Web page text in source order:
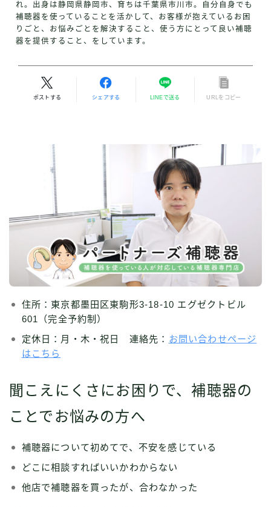
れ。出身は静岡県静岡市、育ちは千葉県市川市。自分自身でも
補聴器を使っていることを活かして、お客様が抱えているお困
りごと、お悩みごとを解決すること、使う方にとって良い補聴
器を提供すること、をしています。
ポストする シェアする LINEで送る URLをコピー
住所：東京都墨田区東駒形3-18-10 エグゼクトビル
601（完全予約制）
定休日：月・木・祝日 連絡先： お問い合わせページ
はこちら
聞こえにくさにお困りで、補聴器の
ことでお悩みの方へ
補聴器について初めてで、不安を感じている
どこに相談すればいいかわからない
他店で補聴器を買ったが、合わなかった